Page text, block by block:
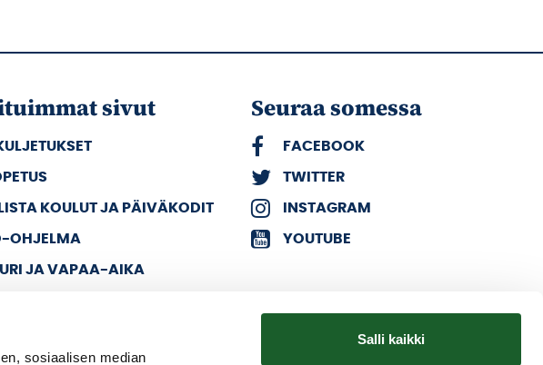
sosiaalisen median
Salli kaikki
sivut
KOULUT JA PÄIVÄKODIT
OHJELMA
JA VAPAA-AIKA
Seuraa somessa
FACEBOOK
TWITTER
INSTAGRAM
YOUTUBE